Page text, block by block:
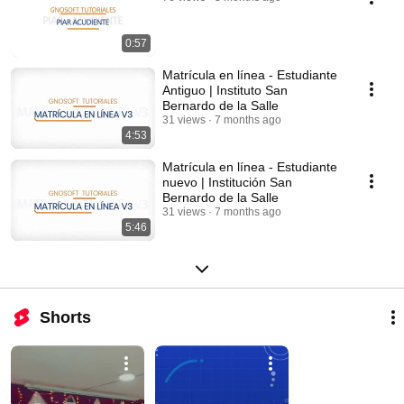
0:57
4:53
Matrícula en línea - Estudiante
Antiguo | Instituto San
Bernardo de la Salle
31 views 7 months ago
5:46
Matrícula en línea - Estudiante
nuevo | Institución San
Bernardo de la Salle
31 views 7 months ago
Shorts